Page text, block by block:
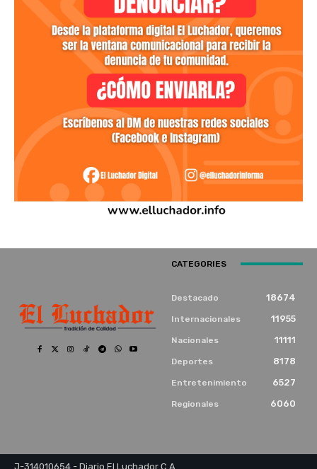
CATEGORIES
Destacado 18674
Internacionales 11955
Nacionales 11111
Deportes 8178
Entretenimiento 6527
Regionales 6060
J-314010654 - Diario El Luchador C.A